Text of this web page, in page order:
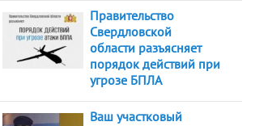
Правительство
Свердловской
области разъясняет
порядок действий при
угрозе БПЛА
Ваш участковый